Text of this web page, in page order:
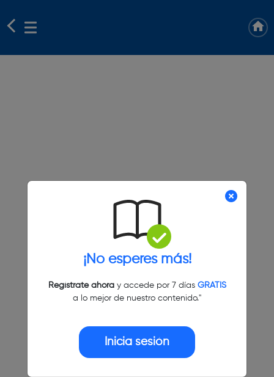
¡No esperes más!
Regístrate ahoray accede por 7 días GRATIS
a lo mejor de nuestro contenido."
Inicia sesión